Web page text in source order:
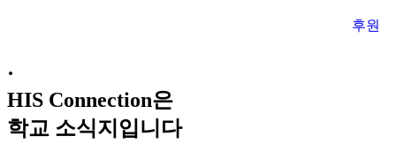
후원
·
HIS Connection은
학교 소식지입니다